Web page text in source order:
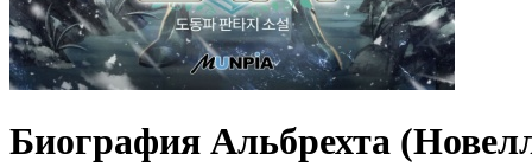
Биография Альбрехта